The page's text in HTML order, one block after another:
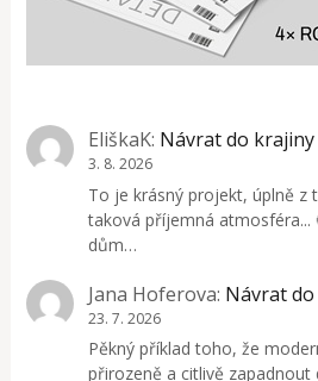
EliškaK: Návrat do
3. 8. 2026
To je krásný projekt, úplně z
taková příjemná atmosféra...
dům…
Jana Hoferova: Návrat
23. 7. 2026
Pěkný příklad toho, že
přirozeně a citlivě zapadnout